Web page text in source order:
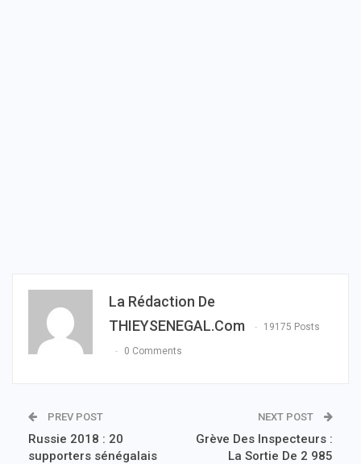
La Rédaction De
THIEYSENEGAL.com
19175 Posts
0 Comments
PREV POST
Russie 2018 : 20
supporters sénégalais
NEXT POST
Grève Des Inspecteurs :
La Sortie De 2 985